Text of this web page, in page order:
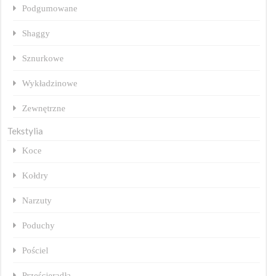
Podgumowane
Shaggy
Sznurkowe
Wykładzinowe
Zewnętrzne
Tekstylia
Koce
Kołdry
Narzuty
Poduchy
Pościel